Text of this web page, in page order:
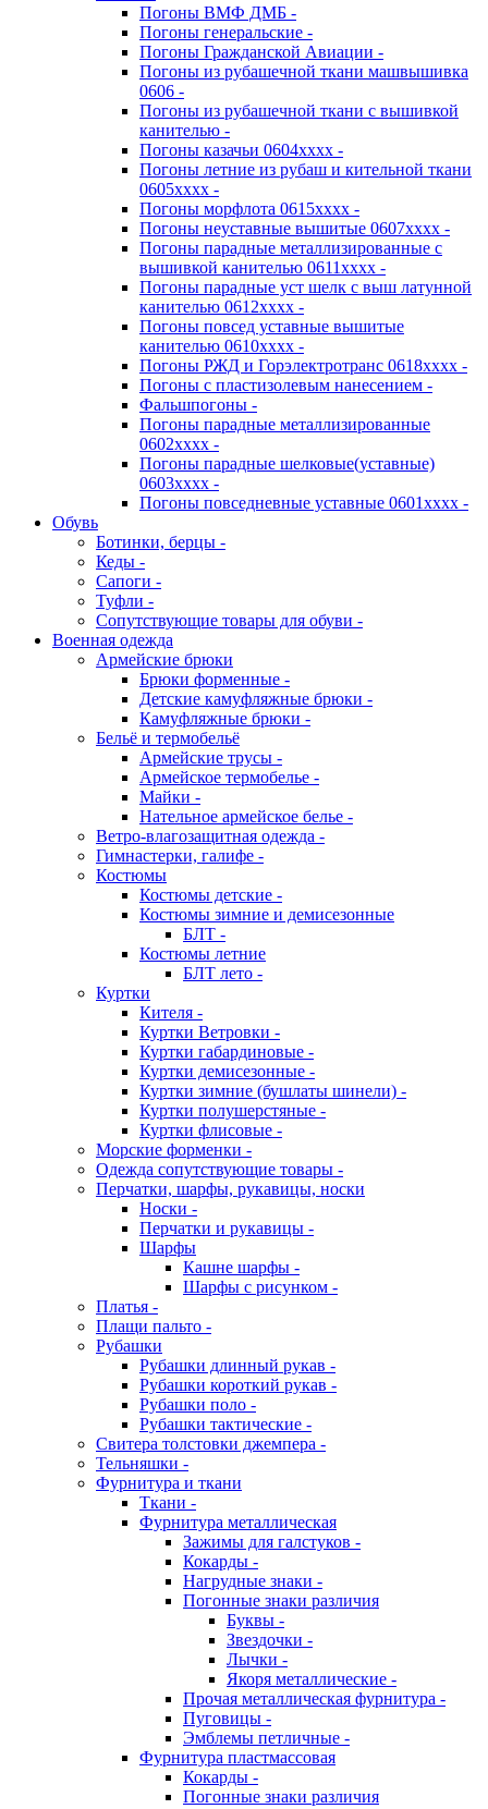
Погоны ВМФ ДМБ -
Погоны генеральские -
Погоны Гражданской Авиации -
Погоны из рубашечной ткани машвышивка
0606 -
Погоны из рубашечной ткани с вышивкой
канителью -
Погоны казачьи 0604хххх -
Погоны летние из рубаш и кительной ткани
0605хххх -
Погоны морфлота 0615хххх -
Погоны неуставные вышитые 0607хххх -
Погоны парадные металлизированные с
вышивкой канителью 0611хххх -
Погоны парадные уст шелк с выш латунной
канителью 0612хххх -
Погоны повсед уставные вышитые
канителью 0610хххх -
Погоны РЖД и Горэлектротранс 0618хххх -
Погоны с пластизолевым нанесением -
Фальшпогоны -
Погоны парадные металлизированные
0602хххх -
Погоны парадные шелковые(уставные)
0603хххх -
Погоны повседневные уставные 0601хххх -
Обувь
Ботинки, берцы -
Кеды -
Сапоги -
Туфли -
Сопутствующие товары для обуви -
Военная одежда
Армейские брюки
Брюки форменные -
Детские камуфляжные брюки -
Камуфляжные брюки -
Бельё и термобельё
Армейские трусы -
Армейское термобелье -
Майки -
Нательное армейское белье -
Ветро-влагозащитная одежда -
Гимнастерки, галифе -
Костюмы
Костюмы детские -
Костюмы зимние и демисезонные
БЛТ -
Костюмы летние
БЛТ лето -
Куртки
Кителя -
Куртки Ветровки -
Куртки габардиновые -
Куртки демисезонные -
Куртки зимние (бушлаты шинели) -
Куртки полушерстяные -
Куртки флисовые -
Морские форменки -
Одежда сопутствующие товары -
Перчатки, шарфы, рукавицы, носки
Носки -
Перчатки и рукавицы -
Шарфы
Кашне шарфы -
Шарфы с рисунком -
Платья -
Плащи пальто -
Рубашки
Рубашки длинный рукав -
Рубашки короткий рукав -
Рубашки поло -
Рубашки тактические -
Свитера толстовки джемпера -
Тельняшки -
Фурнитура и ткани
Ткани -
Фурнитура металлическая
Зажимы для галстуков -
Кокарды -
Нагрудные знаки -
Погонные знаки различия
Буквы -
Звездочки -
Лычки -
Якоря металлические -
Прочая металлическая фурнитура -
Пуговицы -
Эмблемы петличные -
Фурнитура пластмассовая
Кокарды -
Погонные знаки различия